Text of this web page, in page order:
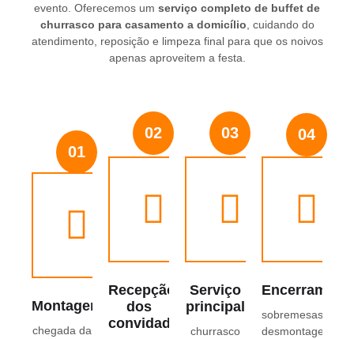
evento. Oferecemos um serviço completo de buffet de
churrasco para casamento a domicílio , cuidando do
atendimento, reposição e limpeza final para que os noivos
apenas aproveitem a festa.
Montagem
chegada da
01
Recepção
dos
convidados
02
Serviço
principal
churrasco
03
sobremesas,
desmontagem
04